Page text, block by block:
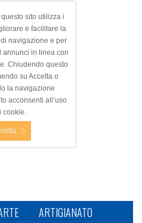
sito utilizza i
e facilitare la
navigazione e per
annunci in linea con
Chiudendo questo
su Accetta o
la navigazione
acconsenti all’uso
cookie.
ARTIGIANATO